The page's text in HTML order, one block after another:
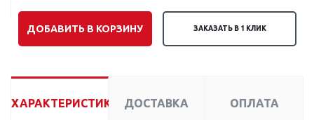
ДОБАВИТЬ В КОРЗИНУ ЗАКАЗАТЬ В 1 КЛИК
ХАРАКТЕРИСТИКИ ДОСТАВКА ОПЛАТА